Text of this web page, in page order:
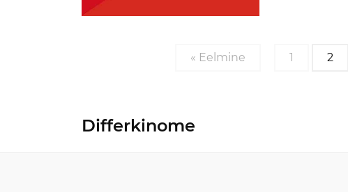
« Eelmine 1 2
Differkinome